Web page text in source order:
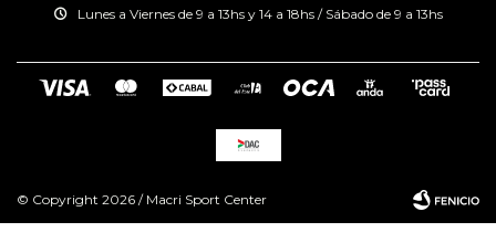
Lunes a Viernes de 9 a 13hs y 14 a 18hs / Sábado de 9 a 13hs
© Copyright 2026 / Macri Sport Center